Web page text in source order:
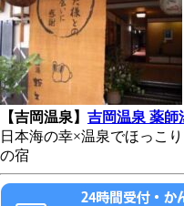
【吉岡温泉】 吉岡温泉 薬師
日本海の幸×温泉でほっこ
の宿